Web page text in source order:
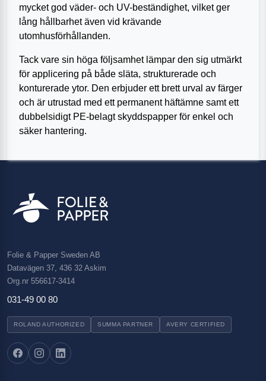
mycket god väder- och UV-beständighet, vilket ger
lång hållbarhet även vid krävande
utomhusförhållanden.
Tack vare sin höga följsamhet lämpar den sig utmärkt
för applicering på både släta, strukturerade och
konturerade ytor. Den erbjuder ett brett urval av färger
och är utrustad med ett permanent häftämne samt ett
dubbelsidigt PE-belagt skyddspapper för enkel och
säker hantering.
Folie & Papper Sweden AB
Datavägen 37, 436 32 Askim
Org.nr 556617-3414
031-49 00 80
ROLAND AUTHORIZED SUMMA PARTNER AVERY CERTIFIED